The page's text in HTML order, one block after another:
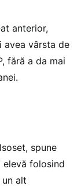
anterior,
avea vârsta de
fără a da mai
spune
elevă folosind
alt